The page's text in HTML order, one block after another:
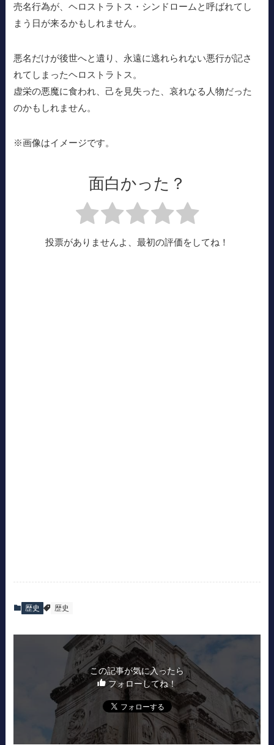
売名行為が、ヘロストラトス・シンドロームと呼ばれてし
まう日が来るかもしれません。
悪名だけが後世へと遺り、永遠に逃れられない悪行が記さ
れてしまったヘロストラトス。
虚栄の悪魔に食われ、己を見失った、哀れなる人物だった
のかもしれません。
※画像はイメージです。
面白かった？
投票がありませんよ、最初の評価をしてね！
歴史 歴史
この記事が気に入ったら
フォローしてね！